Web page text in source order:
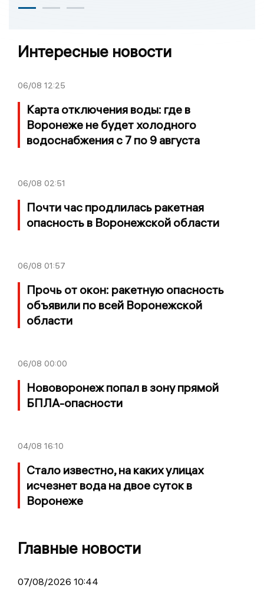
Интересные новости
06/08 12:25
Карта отключения воды: где в
Воронеже не будет холодного
водоснабжения с 7 по 9 августа
06/08 02:51
Почти час продлилась ракетная
опасность в Воронежской области
06/08 01:57
Прочь от окон: ракетную опасность
объявили по всей Воронежской
области
06/08 00:00
Нововоронеж попал в зону прямой
БПЛА-опасности
04/08 16:10
Стало известно, на каких улицах
исчезнет вода на двое суток в
Воронеже
Главные новости
07/08/2026 10:44